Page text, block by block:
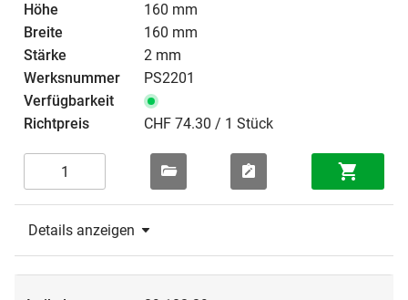
160 mm
160 mm
2 mm
PS2201
CHF 74.30 / 1 Stück
Details anzeigen